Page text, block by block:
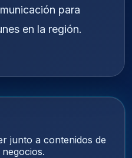
para
en la región.
junto a contenidos de